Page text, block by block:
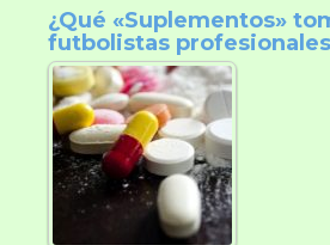
¿Qué «Suplementos»
futbolistas